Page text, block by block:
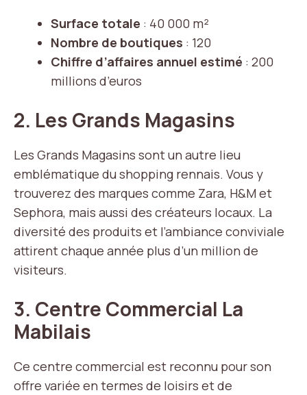
Surface totale : 40 000 m²
Nombre de boutiques : 120
Chiffre d’affaires annuel estimé : 200
millions d’euros
2. Les Grands Magasins
Les Grands Magasins sont un autre lieu
emblématique du shopping rennais. Vous y
trouverez des marques comme Zara, H&M et
Sephora, mais aussi des créateurs locaux. La
diversité des produits et l’ambiance conviviale
attirent chaque année plus d’un million de
visiteurs.
3. Centre Commercial La
Mabilais
Ce centre commercial est reconnu pour son
offre variée en termes de loisirs et de